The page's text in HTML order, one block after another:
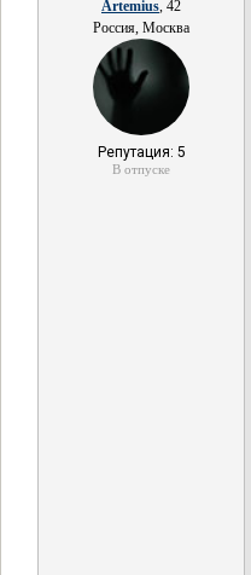
Artemius, 42
Россия, Москва
Репутация: 5
В отпуске